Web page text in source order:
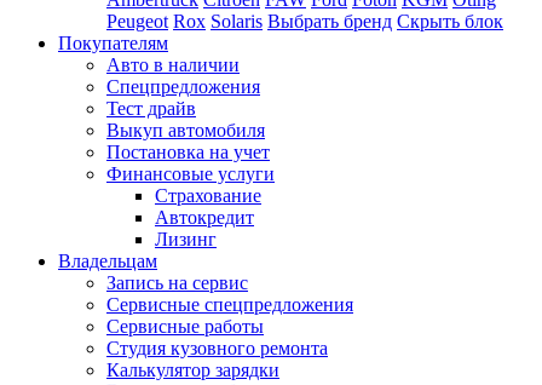
Peugeot Rox Solaris Выбрать бренд Скрыть блок
Покупателям
Авто в наличии
Спецпредложения
Тест драйв
Выкуп автомобиля
Постановка на учет
Финансовые услуги
Страхование
Автокредит
Лизинг
Владельцам
Запись на сервис
Сервисные спецпредложения
Сервисные работы
Студия кузовного ремонта
Калькулятор зарядки